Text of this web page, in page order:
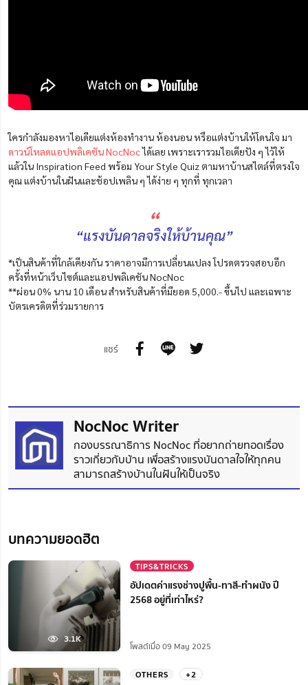
ใครกำลังมองหาไอเดียแต่งห้องทำงาน ห้องนอน หรือแต่งบ้านให้โดนใจ มา
ดาวน์โหลดแอปพลิเคชัน NocNocได้เลย เพราะเรารวมไอเดียปัง ๆ ไว้ให้
แล้วใน Inspiration Feed พร้อม Your Style Quiz ตามหาบ้านสไตล์ที่ตรงใจ
คุณ แต่งบ้านในฝันและช้อปเพลิน ๆ ได้ง่าย ๆ ทุกที่ ทุกเวลา
“
“แรงบันดาลจริงให้บ้านคุณ”
*เป็นสินค้าที่ใกล้เคียงกัน ราคาอาจมีการเปลี่ยนแปลง โปรดตรวจสอบอีก
ครั้งที่หน้าเว็บไซต์และแอปพลิเคชัน NocNoc
**ผ่อน 0% นาน 10 เดือน สำหรับสินค้าที่มียอด 5,000.- ขึ้นไป และเฉพาะ
บัตรเครดิตที่ร่วมรายการ
แชร์
NocNoc Writer
กองบรรณาธิการ NocNoc ที่อยากถ่ายทอดเรื่อง
ราวเกี่ยวกับบ้าน เพื่อสร้างแรงบันดาลใจให้ทุกคน
สามารถสร้างบ้านในฝันให้เป็นจริง
บทความยอดฮิต
3.1K
TIPS&TRICKS
อัปเดตค่าแรงช่างปูพื้น-ทาสี-ทำผนัง ปี
2568 อยู่ที่เท่าไหร่?
โพสต์เมื่อ 09 May 2025
OTHERS +2